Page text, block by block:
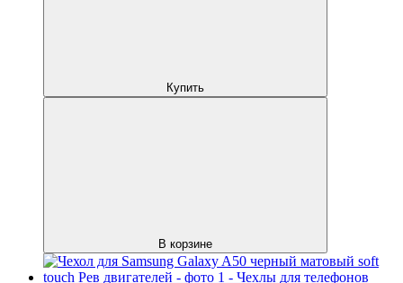
Купить
В корзине